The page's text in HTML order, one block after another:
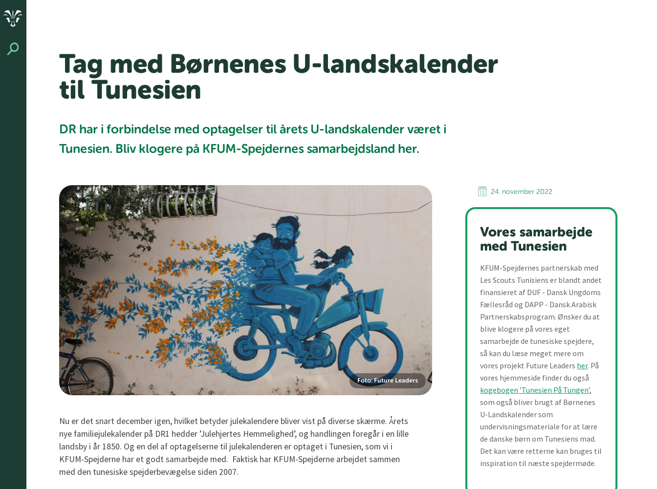
Tag med Børnenes U-landskalender
til Tunesien
DR har i forbindelse med optagelser til årets U-landskalender været i
Tunesien. Bliv klogere på KFUM-Spejdernes samarbejdsland her.
Foto: Future Leaders
Nu er det snart december igen, hvilket betyder julekalendere bliver vist på diverse skærme. Årets
nye familiejulekalender på DR1 hedder ’Julehjertes Hemmelighed’, og handlingen foregår i en lille
landsby i år 1850. Og en del af optagelserne til julekalenderen er optaget i Tunesien, som vi i
KFUM-Spejderne har et godt samarbejde med. Faktisk har KFUM-Spejderne arbejdet sammen
med den tunesiske spejderbevægelse siden 2007.
24. november 2022
Vores samarbejde
med Tunesien
KFUM-Spejdernes partnerskab med
Les Scouts Tunisiens er blandt andet
finansieret af DUF - Dansk Ungdoms
Fællesråd og DAPP - Dansk Arabisk
Partnerskabsprogram. Ønsker du at
blive klogere på vores eget
samarbejde de tunesiske spejdere,
så kan du læse meget mere om
vores projekt Future Leaders her. På
vores hjemmeside finder du også
kogebogen ’Tunesien På Tungen’,
som også bliver brugt af Børnenes
U-Landskalender som
undervisningsmateriale for at lære
de danske børn om Tunesiens mad.
Det kan være retterne kan bruges til
inspiration til næste spejdermøde.